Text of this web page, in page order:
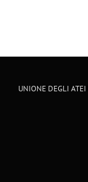
UNIONE DEGLI